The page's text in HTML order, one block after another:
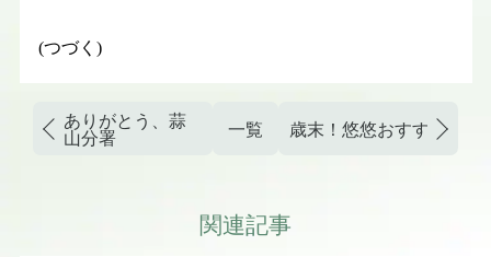
(つづく)
ありがとう、蒜
山分署
一覧 歳末！悠悠おすすめ商品
関連記事